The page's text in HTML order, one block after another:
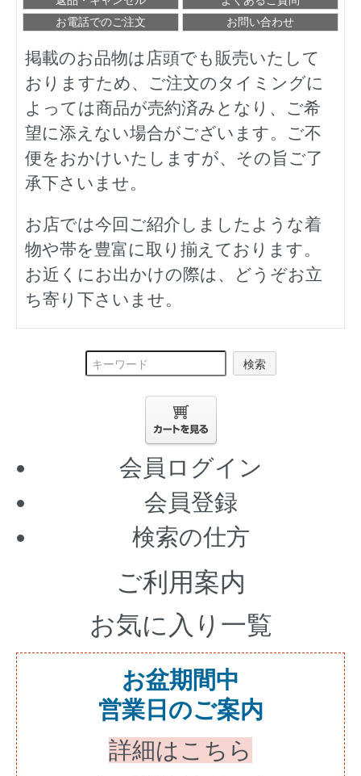
お電話でのご注文
お問い合わせ
掲載のお品物は店頭でも販売いたして
おりますため、ご注文のタイミングに
よっては商品が売約済みとなり、ご希
望に添えない場合がございます。ご不
便をおかけいたしますが、その旨ご了
承下さいませ。
お店では今回ご紹介しましたような着
物や帯を豊富に取り揃えております。
お近くにお出かけの際は、どうぞお立
ち寄り下さいませ。
検索
会員ログイン
会員登録
検索の仕方
ご利用案内
お気に入り一覧
お盆期間中
営業日のご案内
詳細はこちら